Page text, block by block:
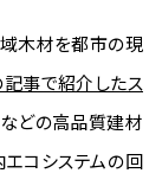
域木材を都市の現
事で紹介したス
どの高品質建材
エコシステムの回